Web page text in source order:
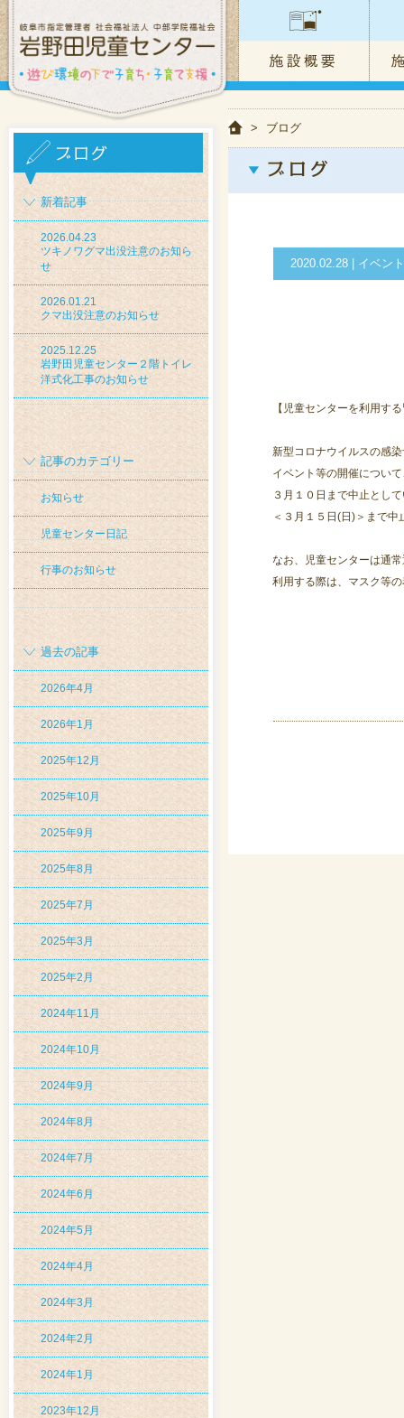
新着記事
2026.04.23
ツキノワグマ出没注意のお知ら
せ
2026.01.21
クマ出没注意のお知らせ
2025.12.25
岩野田児童センター２階トイレ
洋式化工事のお知らせ
記事のカテゴリー
お知らせ
児童センター日記
行事のお知らせ
過去の記事
2026年4月
2026年1月
2025年12月
2025年10月
2025年9月
2025年8月
2025年7月
2025年3月
2025年2月
2024年11月
2024年10月
2024年9月
2024年8月
2024年7月
2024年6月
2024年5月
2024年4月
2024年3月
2024年2月
2024年1月
2023年12月
> ブログ
2020.02.28 | イベン
【児童センターを利用す
新型コロナウイルスの感
イベント等の開催につい
３月１０日まで中止とし
＜３月１５日(日)＞まで
なお、児童センターは通
利用する際は、マスク等